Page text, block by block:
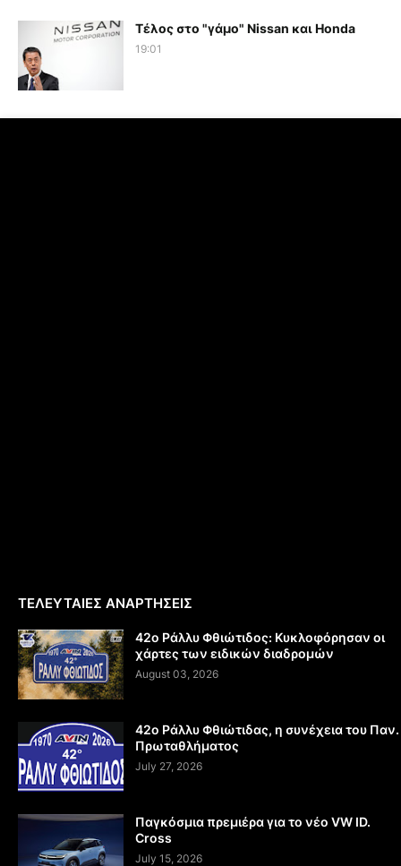
Τέλος στο "γάμο" Nissan και Honda
19:01
ΤΕΛΕΥΤΑΙΕΣ ΑΝΑΡΤΗΣΕΙΣ
42ο Ράλλυ Φθιώτιδος: Κυκλοφόρησαν οι
χάρτες των ειδικών διαδρομών
August 03, 2026
42ο Ράλλυ Φθιώτιδας, η συνέχεια του Παν.
Πρωταθλήματος
July 27, 2026
Παγκόσμια πρεμιέρα για το νέο VW ID.
Cross
July 15, 2026